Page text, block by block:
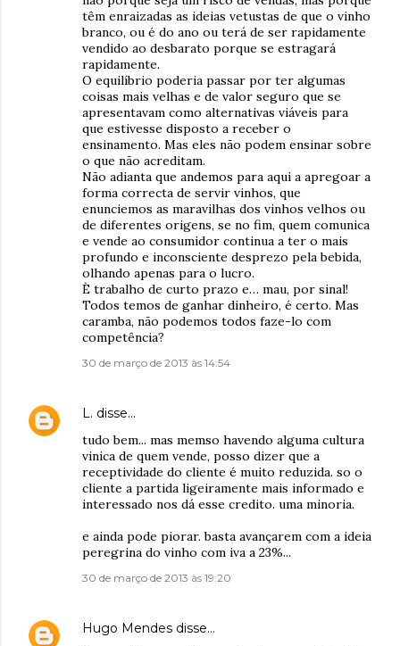
têm enraizadas as ideias vetustas de que o vinho
branco, ou é do ano ou terá de ser rapidamente
vendido ao desbarato porque se estragará
rapidamente.
O equilíbrio poderia passar por ter algumas
coisas mais velhas e de valor seguro que se
apresentavam como alternativas viáveis para
que estivesse disposto a receber o
ensinamento. Mas eles não podem ensinar sobre
o que não acreditam.
Não adianta que andemos para aqui a apregoar a
forma correcta de servir vinhos, que
enunciemos as maravilhas dos vinhos velhos ou
de diferentes origens, se no fim, quem comunica
e vende ao consumidor continua a ter o mais
profundo e inconsciente desprezo pela bebida,
olhando apenas para o lucro.
È trabalho de curto prazo e… mau, por sinal!
Todos temos de ganhar dinheiro, é certo. Mas
caramba, não podemos todos faze-lo com
competência?
30 de março de 2013 às 14:54
L. disse…
tudo bem... mas memso havendo alguma cultura
vinica de quem vende, posso dizer que a
receptividade do cliente é muito reduzida. so o
cliente a partida ligeiramente mais informado e
interessado nos dá esse credito. uma minoria.
e ainda pode piorar. basta avançarem com a ideia
peregrina do vinho com iva a 23%...
30 de março de 2013 às 19:20
Hugo Mendes disse…